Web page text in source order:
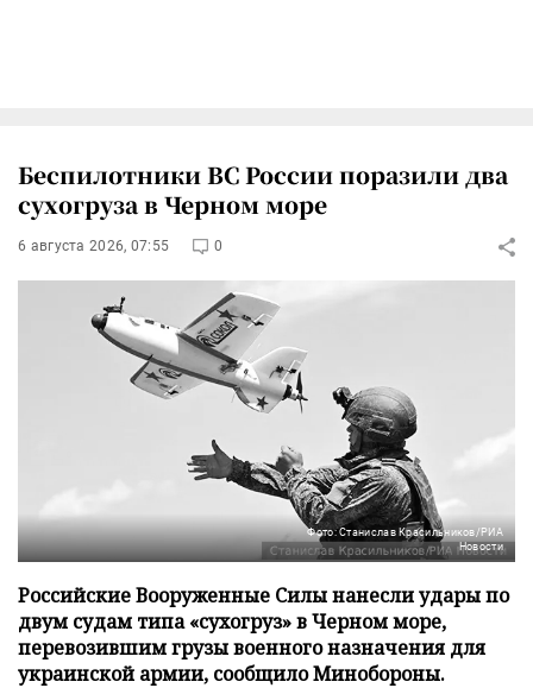
Беспилотники ВС России поразили два
сухогруза в Черном море
6 августа 2026, 07:55 0
Фото: Станислав Красильников/РИА
Новости
Российские Вооруженные Силы нанесли удары по
двум судам типа «сухогруз» в Черном море,
перевозившим грузы военного назначения для
украинской армии, сообщило Минобороны.